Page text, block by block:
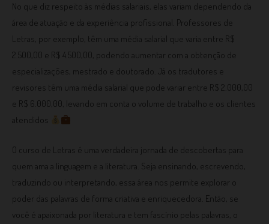
No que diz respeito às médias salariais, elas variam dependendo da
área de atuação e da experiência profissional. Professores de
Letras, por exemplo, têm uma média salarial que varia entre R$
2.500,00 e R$ 4.500,00, podendo aumentar com a obtenção de
especializações, mestrado e doutorado. Já os tradutores e
revisores têm uma média salarial que pode variar entre R$ 2.000,00
e R$ 6.000,00, levando em conta o volume de trabalho e os clientes
atendidos
O curso de Letras é uma verdadeira jornada de descobertas para
quem ama a linguagem e a literatura. Seja ensinando, escrevendo,
traduzindo ou interpretando, essa área nos permite explorar o
poder das palavras de forma criativa e enriquecedora. Então, se
você é apaixonada por literatura e tem fascínio pelas palavras, o